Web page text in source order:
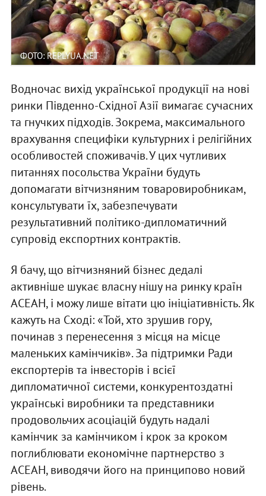
ФОТО: REPLYUA.NET
Водночас вихід української продукції на нові
ринки Південно-Східної Азії вимагає сучасних
та гнучких підходів. Зокрема, максимального
врахування специфіки культурних і релігійних
особливостей споживачів. У цих чутливих
питаннях посольства України будуть
допомагати вітчизняним товаровиробникам,
консультувати їх, забезпечувати
результативний політико-дипломатичний
супровід експортних контрактів.
Я бачу, що вітчизняний бізнес дедалі
активніше шукає власну нішу на ринку країн
АСЕАН, і можу лише вітати цю ініціативність. Як
кажуть на Сході: «Той, хто зрушив гору,
починав з перенесення з місця на місце
маленьких камінчиків». За підтримки Ради
експортерів та інвесторів і всієї
дипломатичної системи, конкурентоздатні
українські виробники та представники
продовольчих асоціацій будуть надалі
камінчик за камінчиком і крок за кроком
поглиблювати економічне партнерство з
АСЕАН, виводячи його на принципово новий
рівень.